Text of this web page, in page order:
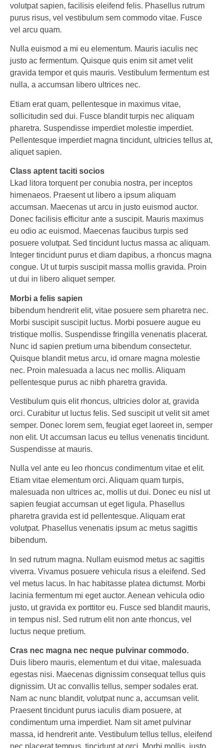
volutpat sapien, facilisis eleifend felis. Phasellus rutrum
purus risus, vel vestibulum sem commodo vitae. Fusce
vel arcu quam.
Nulla euismod a mi eu elementum. Mauris iaculis nec
justo ac fermentum. Quisque quis enim sit amet velit
gravida tempor et quis mauris. Vestibulum fermentum est
nulla, a accumsan libero ultrices nec.
Etiam erat quam, pellentesque in maximus vitae,
sollicitudin sed dui. Fusce blandit turpis nec aliquam
pharetra. Suspendisse imperdiet molestie imperdiet.
Pellentesque imperdiet magna tincidunt, ultricies tellus at,
aliquet sapien.
Class aptent taciti socios
Lkad litora torquent per conubia nostra, per inceptos
himenaeos. Praesent ut libero a ipsum aliquam
accumsan. Maecenas ut arcu in justo euismod auctor.
Donec facilisis efficitur ante a suscipit. Mauris maximus
eu odio ac euismod. Maecenas faucibus turpis sed
posuere volutpat. Sed tincidunt luctus massa ac aliquam.
Integer tincidunt purus et diam dapibus, a rhoncus magna
congue. Ut ut turpis suscipit massa mollis gravida. Proin
ut dui in libero aliquet semper.
Morbi a felis sapien
bibendum hendrerit elit, vitae posuere sem pharetra nec.
Morbi suscipit suscipit luctus. Morbi posuere augue eu
tristique mollis. Suspendisse fringilla venenatis placerat.
Nunc id sapien pretium urna bibendum consectetur.
Quisque blandit metus arcu, id ornare magna molestie
nec. Proin malesuada a lacus nec mollis. Aliquam
pellentesque purus ac nibh pharetra gravida.
Vestibulum quis elit rhoncus, ultricies dolor at, gravida
orci. Curabitur ut luctus felis. Sed suscipit ut velit sit amet
semper. Donec lorem sem, feugiat eget laoreet in, semper
non elit. Ut accumsan lacus eu tellus venenatis tincidunt.
Suspendisse at mauris.
Nulla vel ante eu leo rhoncus condimentum vitae et elit.
Etiam vitae elementum orci. Aliquam quam turpis,
malesuada non ultrices ac, mollis ut dui. Donec eu nisl ut
sapien feugiat accumsan ut eget ligula. Phasellus
pharetra gravida est id pellentesque. Aliquam erat
volutpat. Phasellus venenatis ipsum ac metus sagittis
bibendum.
In sed rutrum magna. Nullam euismod metus ac sagittis
viverra. Vivamus posuere vehicula risus a eleifend. Sed
vel metus lacus. In hac habitasse platea dictumst. Morbi
lacinia fermentum mi eget auctor. Aenean vehicula odio
justo, ut gravida ex porttitor eu. Fusce sed blandit mauris,
in tempus nisl. Sed rutrum elit non ante rhoncus, vel
luctus neque pretium.
Cras nec magna nec neque pulvinar commodo.
Duis libero mauris, elementum et dui vitae, malesuada
egestas nisi. Maecenas dignissim consequat tellus quis
dignissim. Ut ac convallis tellus, semper sodales erat.
Nam ac nunc blandit, volutpat nunc a, accumsan velit.
Praesent tincidunt purus iaculis diam posuere, at
condimentum urna imperdiet. Nam sit amet pulvinar
massa, id hendrerit ante. Vestibulum tellus tellus, eleifend